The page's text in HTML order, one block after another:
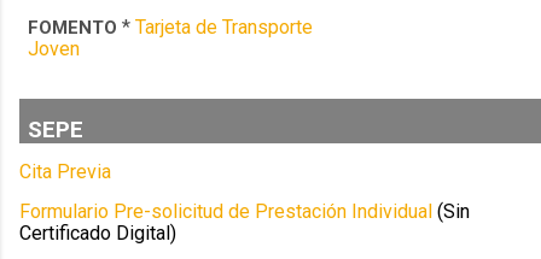
FOMENTO *Tarjeta de Transporte
Joven
SEPE
Cita Previa
Formulario Pre-solicitud de Prestación Individual (Sin
Certificado Digital)